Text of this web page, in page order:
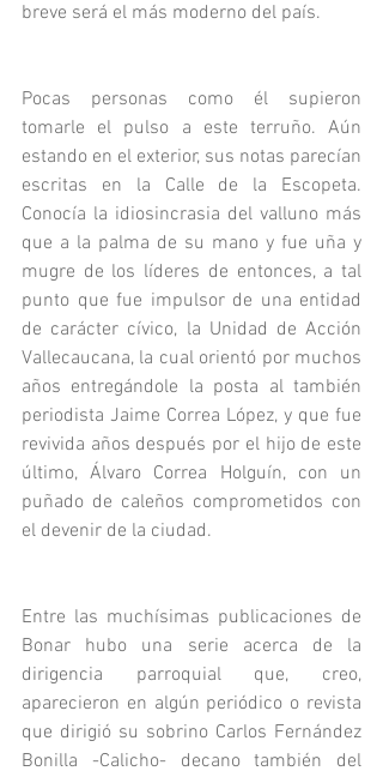
breve será el más moderno del país.
Pocas personas como él supieron
tomarle el pulso a este terruño. Aún
estando en el exterior, sus notas parecían
escritas en la Calle de la Escopeta.
Conocía la idiosincrasia del valluno más
que a la palma de su mano y fue uña y
mugre de los líderes de entonces, a tal
punto que fue impulsor de una entidad
de carácter cívico, la Unidad de Acción
Vallecaucana, la cual orientó por muchos
años entregándole la posta al también
periodista Jaime Correa López, y que fue
revivida años después por el hijo de este
último, Álvaro Correa Holguín, con un
puñado de caleños comprometidos con
el devenir de la ciudad.
Entre las muchísimas publicaciones de
Bonar hubo una serie acerca de la
dirigencia parroquial que, creo,
aparecieron en algún periódico o revista
que dirigió su sobrino Carlos Fernández
Bonilla -Calicho- decano también del